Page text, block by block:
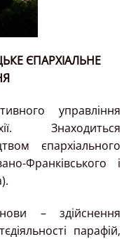
ЄПАРХІАЛЬНЕ
управління
Знаходиться
єпархіального
Франківського і
– здійснення
парафій,